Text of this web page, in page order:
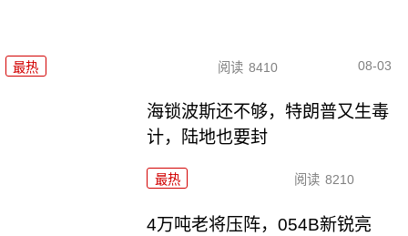
最热 阅读 8410 08-03
海锁波斯还不够，特朗普又生毒
计，陆地也要封
最热 阅读 8210
4万吨老将压阵，054B新锐亮